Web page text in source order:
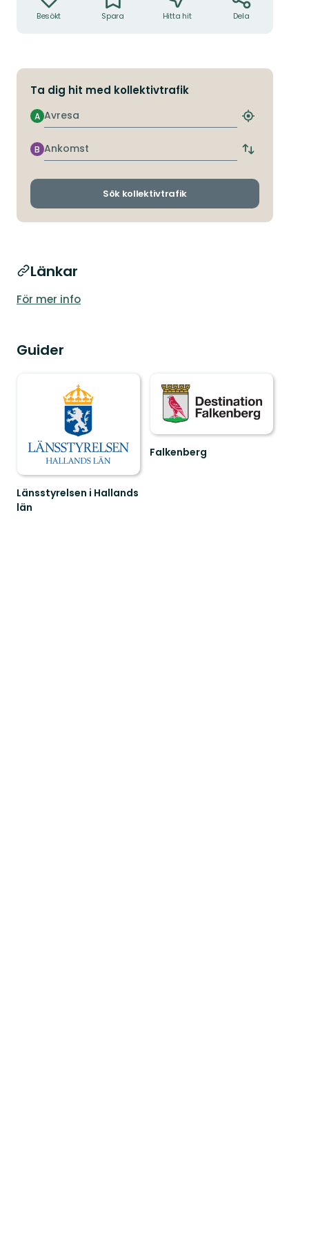
Besökt Spara Hitta hit Dela
Ta dig hit med kollektivtrafik
Avresa
A
Hitta
hållplats
Ankomst
B
Byt
och
Sök kollektivtrafik
Länkar
För mer info
Guider
Länsstyrelsen i Hallands
län
Falkenberg